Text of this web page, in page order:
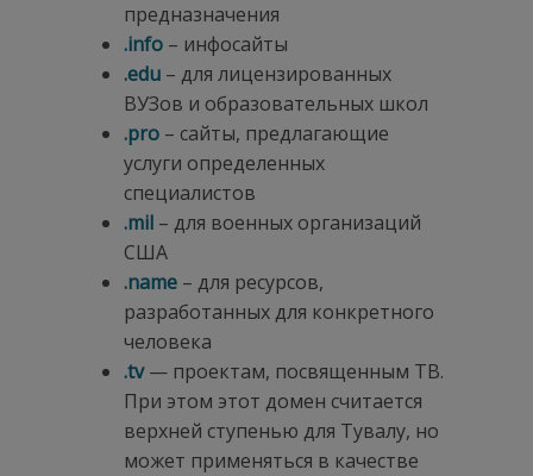
предназначения
.info – инфосайты
.edu – для лицензированных
ВУЗов и образовательных школ
.pro – сайты, предлагающие
услуги определенных
специалистов
.mil – для военных организаций
США
.name – для ресурсов,
разработанных для конкретного
человека
.tv — проектам, посвященным ТВ.
При этом этот домен считается
верхней ступенью для Тувалу, но
может применяться в качестве